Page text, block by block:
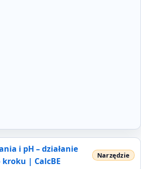
i pH – działanie
| CalcBE